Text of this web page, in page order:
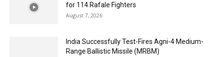
for 114 Rafale Fighters
August 7, 2026
India Successfully Test-Fires Agni-4 Medium-
Range Ballistic Missile (MRBM)